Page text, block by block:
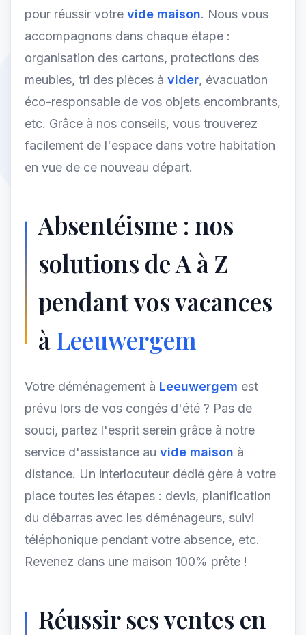
pour réussir votre vide maison. Nous vous
accompagnons dans chaque étape :
organisation des cartons, protections des
meubles, tri des pièces à vider, évacuation
éco-responsable de vos objets encombrants,
etc. Grâce à nos conseils, vous trouverez
facilement de l'espace dans votre habitation
en vue de ce nouveau départ.
Absentéisme : nos
solutions de A à Z
pendant vos vacances
àLeeuwergem
Votre déménagement à Leeuwergem est
prévu lors de vos congés d'été ? Pas de
souci, partez l'esprit serein grâce à notre
service d'assistance au vide maison à
distance. Un interlocuteur dédié gère à votre
place toutes les étapes : devis, planification
du débarras avec les déménageurs, suivi
téléphonique pendant votre absence, etc.
Revenez dans une maison 100% prête !
Réussir ses ventes en